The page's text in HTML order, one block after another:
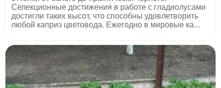
Селекционные достижения в работе с гладиолусами
достигли таких высот, что способны удовлетворить
любой каприз цветовода. Ежегодно в мировые ка...